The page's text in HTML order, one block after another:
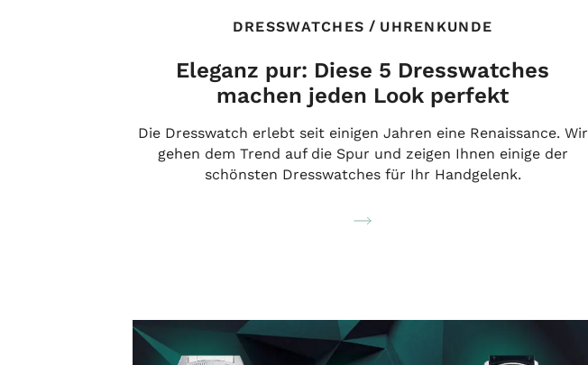
DRESSWATCHES / UHRENKUNDE
Eleganz pur: Diese 5 Dresswatches
machen jeden Look perfekt
Die Dresswatch erlebt seit einigen Jahren eine Renaissance. Wir
gehen dem Trend auf die Spur und zeigen Ihnen einige der
schönsten Dresswatches für Ihr Handgelenk.